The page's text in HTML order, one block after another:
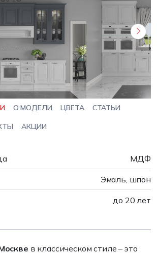
О МОДЕЛИ ЦВЕТА СТАТЬИ
АКЦИИ
МДФ
Эмаль, шпон
до 20 лет
в классическом стиле – это